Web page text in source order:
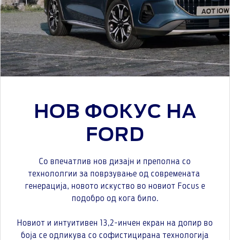
НОВ ФОКУС НА
FORD
Со впечатлив нов дизајн и преполна со
технололгии за поврзување од современата
генерација, новото искуство во новиот Focus е
подобро од кога било.
Новиот и интуитивен 13,2-инчен екран на допир во
боја се одликува со софистицирана технологија